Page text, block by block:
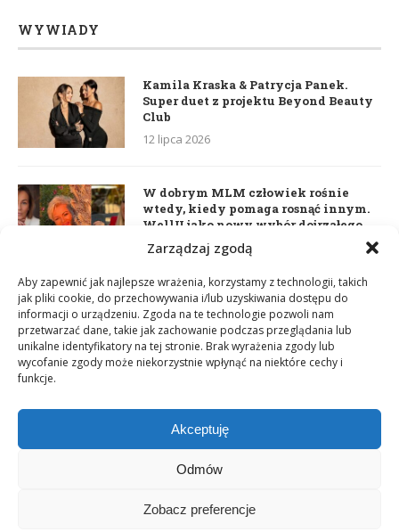
Zarządzaj zgodą
Aby zapewnić jak najlepsze wrażenia, korzystamy z technologii, takich
jak pliki cookie, do przechowywania i/lub uzyskiwania dostępu do
informacji o urządzeniu. Zgoda na te technologie pozwoli nam
przetwarzać dane, takie jak zachowanie podczas przeglądania lub
unikalne identyfikatory na tej stronie. Brak wyrażenia zgody lub
wycofanie zgody może niekorzystnie wpłynąć na niektóre cechy i
funkcje.
Akceptuję
Odmów
Zobacz preferencje
WYWIADY
Kamila Kraska & Patrycja Panek.
Super duet z projektu Beyond Beauty
Club
12 lipca 2026
W dobrym MLM człowiek rośnie
wtedy, kiedy pomaga rosnąć innym.
WellU jako nowy wybór dojrzałego
lidera
Daria Dudzik. Kocham Cię
17 kwietnia 2026